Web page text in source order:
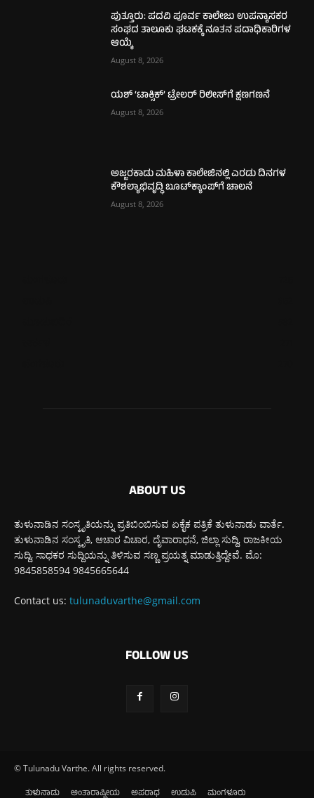
ಪುತ್ತೂರು: ಪದವಿ ಪೂರ್ವ ಕಾಲೇಜು ಉಪನ್ಯಾಸಕರ
ಸಂಘದ ತಾಲೂಕು ಘಟಕಕ್ಕೆ ನೂತನ ಪದಾಧಿಕಾರಿಗಳ
ಆಯ್ಕೆ
August 8, 2026
ಯಶ್ ‘ಟಾಕ್ಸಿಕ್’ ಟ್ರೇಲರ್ ರಿಲೀಸ್‌ಗೆ ಕ್ಷಣಗಣನೆ
August 8, 2026
ಅಜ್ಜರಕಾಡು ಮಹಿಳಾ ಕಾಲೇಜಿನಲ್ಲಿ ಎರಡು ದಿನಗಳ
ಕೌಶಲ್ಯಾಭಿವೃದ್ಧಿ ಬೂಟ್‌ಕ್ಯಾಂಪ್‌ಗೆ ಚಾಲನೆ
August 8, 2026
ABOUT US
ತುಳುನಾಡಿನ ಸಂಸ್ಕೃತಿಯನ್ನು ಪ್ರತಿಬಿಂಬಿಸುವ ಏಕೈಕ ಪತ್ರಿಕೆ ತುಳುನಾಡು ವಾರ್ತೆ.
ತುಳುನಾಡಿನ ಸಂಸ್ಕೃತಿ, ಆಚಾರ ವಿಚಾರ, ದೈವಾರಾಧನೆ, ಜಿಲ್ಲಾ ಸುದ್ದಿ, ರಾಜಕೀಯ
ಸುದ್ದಿ, ಸಾಧಕರ ಸುದ್ದಿಯನ್ನು ತಿಳಿಸುವ ಸಣ್ಣ ಪ್ರಯತ್ನ ಮಾಡುತ್ತಿದ್ದೇವೆ. ಮೊ:
9845858594 9845665644
Contact us: tulunaduvarthe@gmail.com
FOLLOW US
© Tulunadu Varthe. All rights reserved.
ತುಳುನಾಡು ಅಂತಾರಾಷ್ಟ್ರೀಯ ಅಪರಾಧ ಉಡುಪಿ ಮಂಗಳೂರು